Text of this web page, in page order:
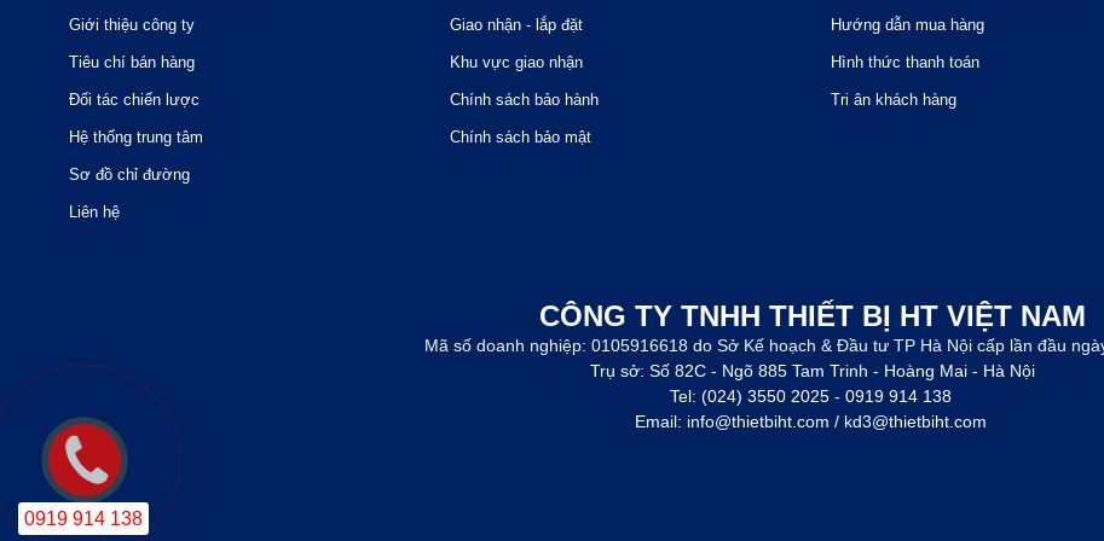
Giới thiệu công ty
Tiêu chí bán hàng
Đối tác chiến lược
Hệ thống trung tâm
Sơ đồ chỉ đường
Liên hệ
Giao nhận - lắp đặt
Khu vực giao nhận
Chính sách bảo hành
Chính sách bảo mật
Hướng dẫn mua hàng
Hình thức thanh toán
Tri ân khách hàng
CÔNG TY TNHH THIẾT BỊ HT VIỆT NAM
Mã số doanh nghiệp: 0105916618 do Sở Kế hoạch & Đầu tư TP Hà Nội cấp lần đầu
Trụ sở: Số 82C - Ngõ 885 Tam Trinh - Hoàng Mai - Hà Nội
Tel: (024) 3550 2025 - 0919 914 138
Email: info@thietbiht.com / kd3@thietbiht.com
0919 914 138